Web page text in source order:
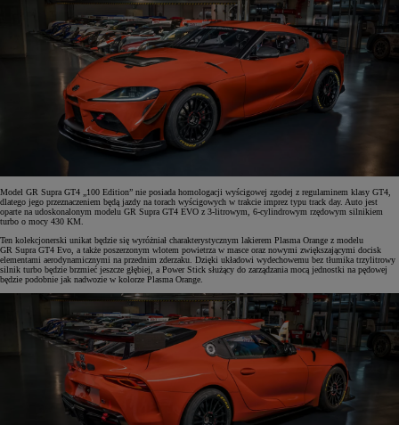
Model GR Supra GT4 „100 Edition” nie posiada homologacji wyścigowej zgodej z regulaminem klasy GT4,
dlatego jego przeznaczeniem będą jazdy na torach wyścigowych w trakcie imprez typu track day. Auto jest
oparte na udoskonalonym modelu GR Supra GT4 EVO z 3-litrowym, 6-cylindrowym rzędowym silnikiem
turbo o mocy 430 KM.
Ten kolekcjonerski unikat będzie się wyróżniał charakterystycznym lakierem Plasma Orange z modelu
GR Supra GT4 Evo, a także poszerzonym wlotem powietrza w masce oraz nowymi zwiększającymi docisk
elementami aerodynamicznymi na przednim zderzaku. Dzięki układowi wydechowemu bez tłumika trzylitrowy
silnik turbo będzie brzmieć jeszcze głębiej, a Power Stick służący do zarządzania mocą jednostki na pędowej
będzie podobnie jak nadwozie w kolorze Plasma Orange.